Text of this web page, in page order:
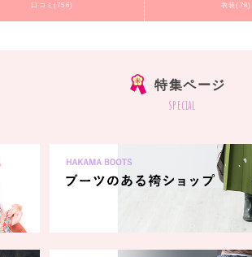
口コミ(756) 衣装(78)
特集ページ
special